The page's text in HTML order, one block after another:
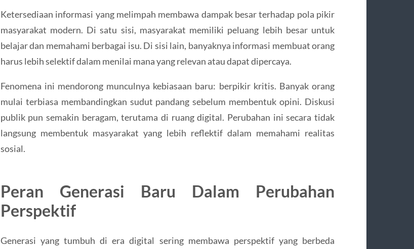
Ketersediaan informasi yang melimpah membawa dampak besar terhadap pola pikir
masyarakat modern. Di satu sisi, masyarakat memiliki peluang lebih besar untuk
belajar dan memahami berbagai isu. Di sisi lain, banyaknya informasi membuat orang
harus lebih selektif dalam menilai mana yang relevan atau dapat dipercaya.
Fenomena ini mendorong munculnya kebiasaan baru: berpikir kritis. Banyak orang
mulai terbiasa membandingkan sudut pandang sebelum membentuk opini. Diskusi
publik pun semakin beragam, terutama di ruang digital. Perubahan ini secara tidak
langsung membentuk masyarakat yang lebih reflektif dalam memahami realitas
sosial.
Peran Generasi Baru Dalam Perubahan
Perspektif
Generasi yang tumbuh di era digital sering membawa perspektif yang berbeda